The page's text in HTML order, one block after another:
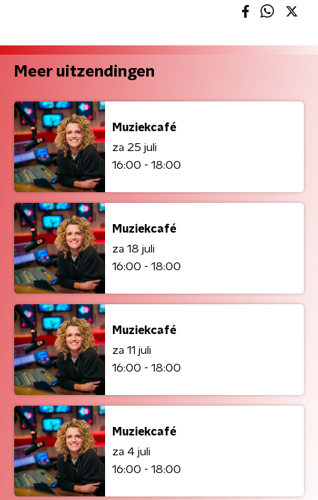
Meer uitzendingen
Muziekcafé
za 25 juli
16:00 - 18:00
Muziekcafé
za 18 juli
16:00 - 18:00
Muziekcafé
za 11 juli
16:00 - 18:00
Muziekcafé
za 4 juli
16:00 - 18:00